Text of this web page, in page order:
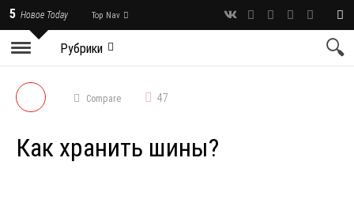
5 Новое Today Top Nav
Рубрики
Compare 47
Как хранить шины?